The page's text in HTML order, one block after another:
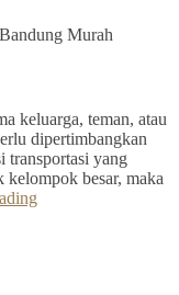
Murah
keluarga, teman, atau
dipertimbangkan
transportasi yang
kelompok besar, maka